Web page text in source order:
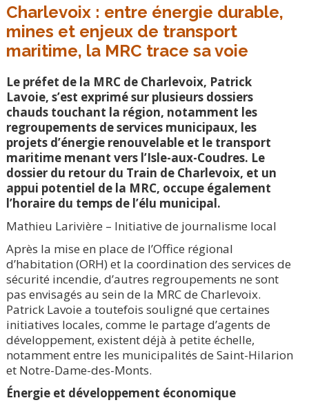
Charlevoix : entre énergie durable,
mines et enjeux de transport
maritime, la MRC trace sa voie
Le préfet de la MRC de Charlevoix, Patrick
Lavoie, s’est exprimé sur plusieurs dossiers
chauds touchant la région, notamment les
regroupements de services municipaux, les
projets d’énergie renouvelable et le transport
maritime menant vers l’Isle-aux-Coudres. Le
dossier du retour du Train de Charlevoix, et un
appui potentiel de la MRC, occupe également
l’horaire du temps de l’élu municipal.
Mathieu Larivière – Initiative de journalisme local
Après la mise en place de l’Office régional
d’habitation (ORH) et la coordination des services de
sécurité incendie, d’autres regroupements ne sont
pas envisagés au sein de la MRC de Charlevoix.
Patrick Lavoie a toutefois souligné que certaines
initiatives locales, comme le partage d’agents de
développement, existent déjà à petite échelle,
notamment entre les municipalités de Saint-Hilarion
et Notre-Dame-des-Monts.
Énergie et développement économique